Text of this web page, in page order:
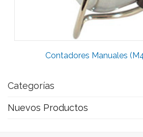
Contadores Manuales
Categorías
Nuevos Productos